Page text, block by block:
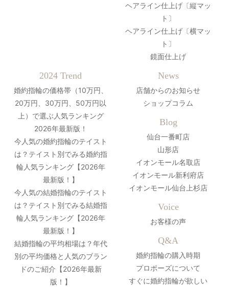
ヘアライン仕上げ〔縦マッ
ト〕
ヘアライン仕上げ〔横マッ
ト〕
鏡面仕上げ
2024 Trend
婚約指輪の価格帯（10万円、
20万円、30万円、50万円以
上）で選ぶ人気ランキング
2026年最新版！
今人気の婚約指輪のテイスト
は？テイスト別でみる婚約指
輪人気ランキング【2026年
最新版！】
今人気の結婚指輪のテイスト
は？テイスト別でみる結婚指
輪人気ランキング【2026年
最新版！】
結婚指輪の平均相場は？年代
別の平均価格と人気のブラン
ドのご紹介【2026年最新
版！】
News
店舗からのお知らせ
ショップコラム
Blog
仙台一番町店
山形店
イオンモール名取店
イオンモール新利府店
イオンモール仙台上杉店
Voice
お客様の声
Q&A
婚約指輪の購入時期
プロポーズについて
すぐに婚約指輪が欲しい